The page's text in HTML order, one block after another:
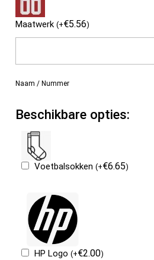
Maatwerk(+€5.56)
Naam / Nummer
Beschikbare opties:
Voetbalsokken(+€6.65)
HP Logo(+€2.00)